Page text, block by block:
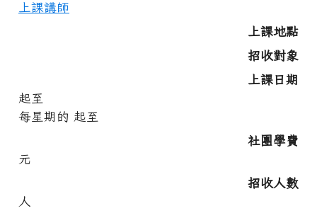
上課講師
上課地點
招收對象
上課日期
起至
每星期 的 起至
社團學費
元
招收人數
人